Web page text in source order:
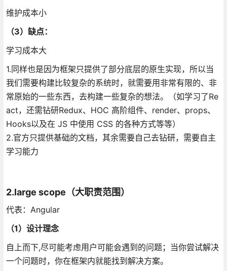
维护成本小
（3）缺点：
学习成本大
1.同样也是因为框架只提供了部分底层的原生实现，所以当
我们需要构建比较复杂的系统时，就需要用非常有限的、非
常原始的一些东西，去构建一些复杂的想法。（如学习了Re
act，还需钻研Redux、HOC 高阶组件、render、props、
Hooks以及在 JS 中使用 CSS 的各种方式等等）
2.官方只提供基础的文档，其余需要自己去钻研，需要自主
学习能力
2.large scope（大职责范围）
代表：Angular
（1）设计理念
自上而下,尽可能考虑用户可能会遇到的问题；当你尝试解决
一个问题时，你在框架内就能找到解决方案。